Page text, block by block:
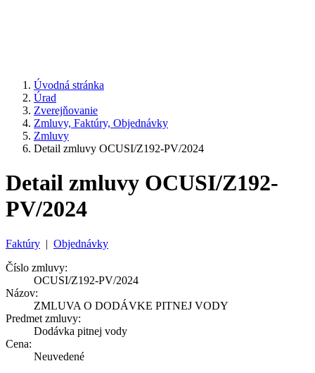
Úvodná stránka
Úrad
Zverejňovanie
Zmluvy, Faktúry, Objednávky
Zmluvy
Detail zmluvy OCUSI/Z192-PV/2024
Detail zmluvy OCUSI/Z192-
PV/2024
Faktúry | Objednávky
Číslo zmluvy:
OCUSI/Z192-PV/2024
Názov:
ZMLUVA O DODÁVKE PITNEJ VODY
Predmet zmluvy:
Dodávka pitnej vody
Cena:
Neuvedené